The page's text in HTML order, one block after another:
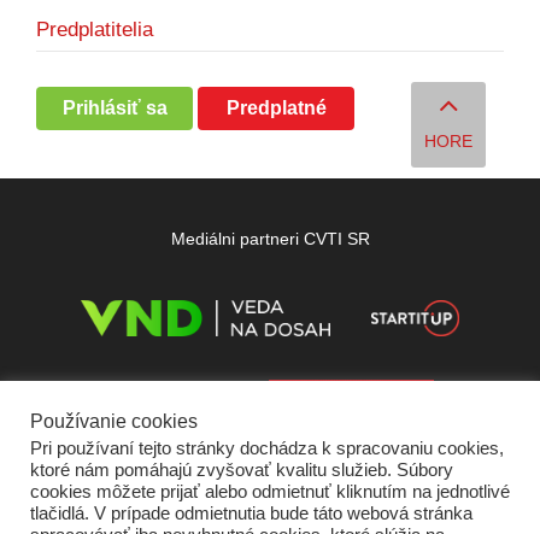
Predplatitelia
Prihlásiť sa Predplatné
HORE
Mediálni partneri CVTI SR
Používanie cookies
Pri používaní tejto stránky dochádza k spracovaniu cookies,
ktoré nám pomáhajú zvyšovať kvalitu služieb. Súbory
cookies môžete prijať alebo odmietnuť kliknutím na jednotlivé
tlačidlá. V prípade odmietnutia bude táto webová stránka